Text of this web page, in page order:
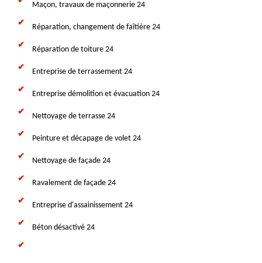
Maçon, travaux de maçonnerie 24
Réparation, changement de faîtière 24
Réparation de toiture 24
Entreprise de terrassement 24
Entreprise démolition et évacuation 24
Nettoyage de terrasse 24
Peinture et décapage de volet 24
Nettoyage de façade 24
Ravalement de façade 24
Entreprise d'assainissement 24
Béton désactivé 24